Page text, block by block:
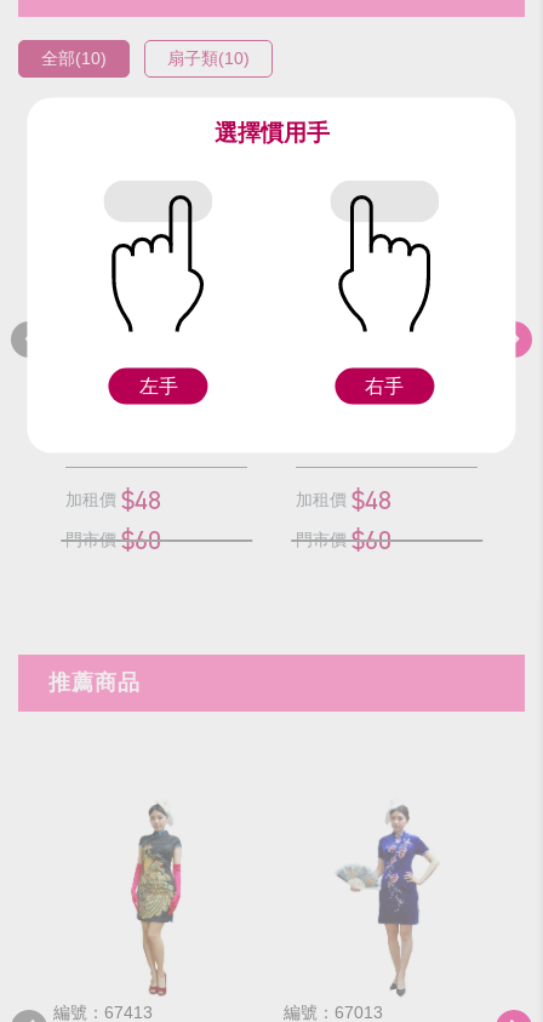
全部(10) 扇子類(10)
編號：97107-2
加租價 $48
門市價 $60
編號：97107-3
加租價 $48
門市價 $60
推薦商品
編號：67413
編號：67013
編
選擇慣用手
左手 右手